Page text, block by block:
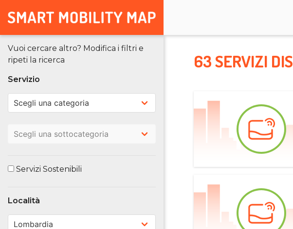
Vuoi cercare altro? Modifica i filtri e
ripeti la ricerca
Servizio
Servizi Sostenibili
Località
63 SERVIZI